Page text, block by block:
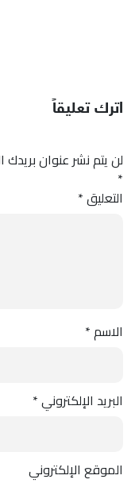
اترك تعليقاً
لن يتم نشر عنوان بريدك
*
التعليق*
الاسم*
البريد الإلكتروني*
الموقع الإلكتروني